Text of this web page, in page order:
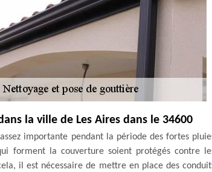
la ville de Les Aires dans le 34600
importante pendant la période des fortes
forment la couverture soient protégés contre
il est nécessaire de mettre en place des